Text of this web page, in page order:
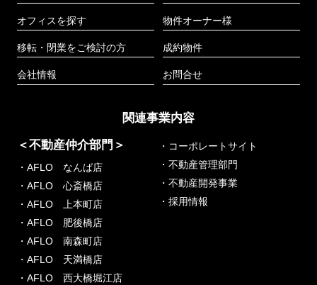
オフィスを探す
移転・閉業をご検討の方
会社情報
物件オーナー様
成約物件
お問合せ
関連事業内容
＜不動産仲介部門＞
・AFLO なんば店
・AFLO 心斎橋店
・AFLO 上本町店
・AFLO 肥後橋店
・AFLO 南森町店
・AFLO 天満橋店
・AFLO 西大橋堀江店
・コーポレートサイト
・不動産管理部門
・不動産開発事業
・採用情報